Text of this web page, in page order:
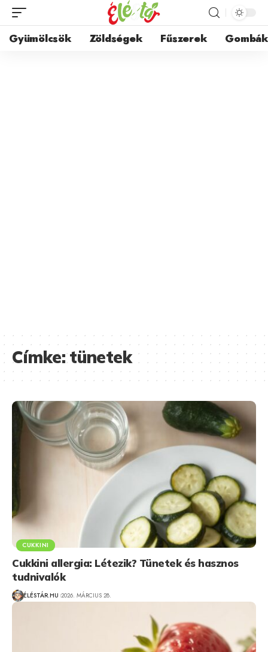
Gyümölcsök Zöldségek Fűszerek Gombák
Címke:tünetek
CUKKINI
Cukkini allergia: Létezik? Tünetek és hasznos
tudnivalók
ÉLÉSTÁR.HU 2026. MÁRCIUS 28.